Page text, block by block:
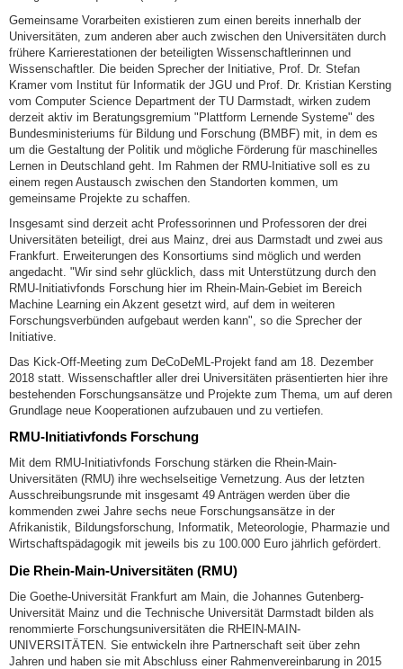
Gemeinsame Vorarbeiten existieren zum einen bereits innerhalb der
Universitäten, zum anderen aber auch zwischen den Universitäten durch
frühere Karrierestationen der beteiligten Wissenschaftlerinnen und
Wissenschaftler. Die beiden Sprecher der Initiative, Prof. Dr. Stefan
Kramer vom Institut für Informatik der JGU und Prof. Dr. Kristian Kersting
vom Computer Science Department der TU Darmstadt, wirken zudem
derzeit aktiv im Beratungsgremium "Plattform Lernende Systeme" des
Bundesministeriums für Bildung und Forschung (BMBF) mit, in dem es
um die Gestaltung der Politik und mögliche Förderung für maschinelles
Lernen in Deutschland geht. Im Rahmen der RMU-Initiative soll es zu
einem regen Austausch zwischen den Standorten kommen, um
gemeinsame Projekte zu schaffen.
Insgesamt sind derzeit acht Professorinnen und Professoren der drei
Universitäten beteiligt, drei aus Mainz, drei aus Darmstadt und zwei aus
Frankfurt. Erweiterungen des Konsortiums sind möglich und werden
angedacht. "Wir sind sehr glücklich, dass mit Unterstützung durch den
RMU-Initiativfonds Forschung hier im Rhein-Main-Gebiet im Bereich
Machine Learning ein Akzent gesetzt wird, auf dem in weiteren
Forschungsverbünden aufgebaut werden kann", so die Sprecher der
Initiative.
Das Kick-Off-Meeting zum DeCoDeML-Projekt fand am 18. Dezember
2018 statt. Wissenschaftler aller drei Universitäten präsentierten hier ihre
bestehenden Forschungsansätze und Projekte zum Thema, um auf deren
Grundlage neue Kooperationen aufzubauen und zu vertiefen.
RMU-Initiativfonds Forschung
Mit dem RMU-Initiativfonds Forschung stärken die Rhein-Main-
Universitäten (RMU) ihre wechselseitige Vernetzung. Aus der letzten
Ausschreibungsrunde mit insgesamt 49 Anträgen werden über die
kommenden zwei Jahre sechs neue Forschungsansätze in der
Afrikanistik, Bildungsforschung, Informatik, Meteorologie, Pharmazie und
Wirtschaftspädagogik mit jeweils bis zu 100.000 Euro jährlich gefördert.
Die Rhein-Main-Universitäten (RMU)
Die Goethe-Universität Frankfurt am Main, die Johannes Gutenberg-
Universität Mainz und die Technische Universität Darmstadt bilden als
renommierte Forschungsuniversitäten die RHEIN-MAIN-
UNIVERSITÄTEN. Sie entwickeln ihre Partnerschaft seit über zehn
Jahren und haben sie mit Abschluss einer Rahmenvereinbarung in 2015